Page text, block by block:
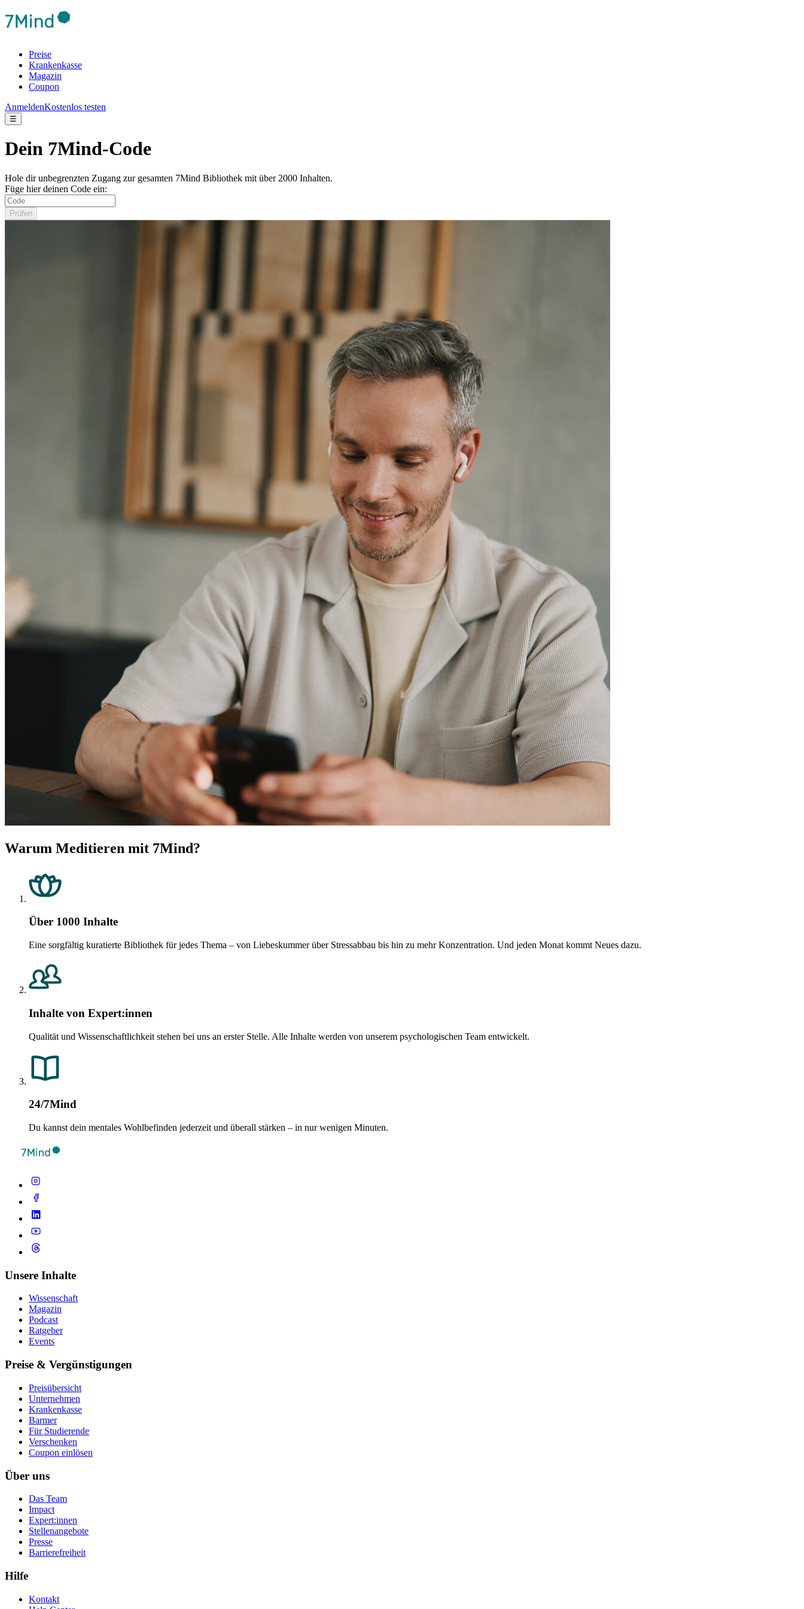
Preise
Krankenkasse
Magazin
Coupon
AnmeldenKostenlos testen
☰
Dein 7Mind-Code
Hole dir unbegrenzten Zugang zur gesamten 7Mind Bibliothek mit über 2000 Inhalten.
Füge hier deinen Code ein:
Prüfen
Warum Meditieren mit 7Mind?
Über 1000 Inhalte
Eine sorgfältig kuratierte Bibliothek für jedes Thema – von Liebeskummer über Stressabbau bis hin zu mehr Konzentration. Und jeden Monat kommt Neues dazu.
Inhalte von Expert:innen
Qualität und Wissenschaftlichkeit stehen bei uns an erster Stelle. Alle Inhalte werden von unserem psychologischen Team entwickelt.
24/7Mind
Du kannst dein mentales Wohlbefinden jederzeit und überall stärken – in nur wenigen Minuten.
Unsere Inhalte
Wissenschaft
Magazin
Podcast
Ratgeber
Events
Preise & Vergünstigungen
Preisübersicht
Unternehmen
Krankenkasse
Barmer
Für Studierende
Ver­schen­ken
Coupon einlösen
Über uns
Das Team
Impact
Expert:innen
Stellenangebote
Presse
Barrierefreiheit
Hilfe
Kontakt